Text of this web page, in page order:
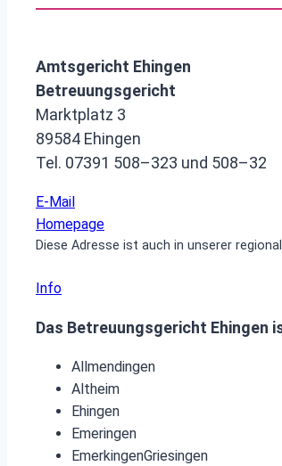
Amtsgericht Ehingen
Betreuungsgericht
Marktplatz 3
89584 Ehingen
Tel. 07391 508–323 und 508–32
E-Mail
Homepage
Diese Adresse ist auch in unserer
Info
Das Betreuungsgericht Ehingen
Allmendingen
Altheim
Ehingen
Emeringen
EmerkingenGriesingen